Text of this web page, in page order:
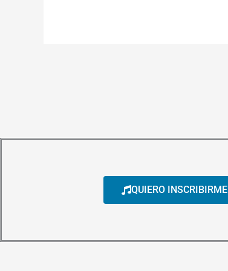
QUIERO INSCRIBIRME